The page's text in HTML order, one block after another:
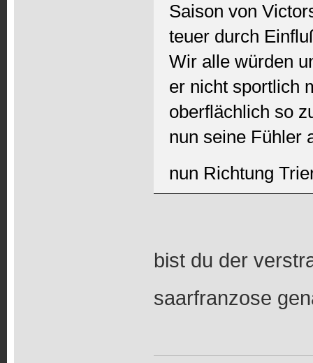
Saison von
teuer durch
Wir alle würden
er nicht sportlich
oberflächlich so
nun seine Fühler
nun Richtung
bist du der
saarfranzose